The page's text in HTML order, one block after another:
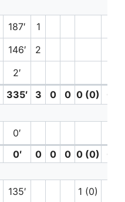
187′
1
146′
2
2′
335′ 3 0 0 0 (0) 0
0′
0′ 0 0 0 0 (0) 0
135′
1 (0)